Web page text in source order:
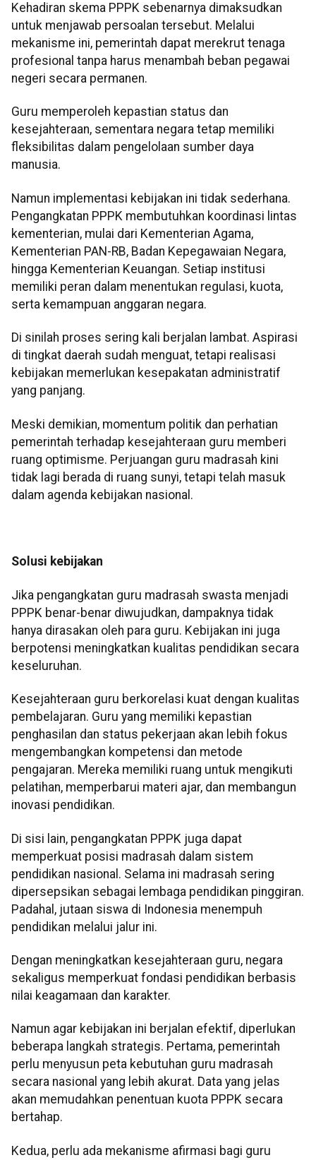
Kehadiran skema PPPK sebenarnya dimaksudkan
untuk menjawab persoalan tersebut. Melalui
mekanisme ini, pemerintah dapat merekrut tenaga
profesional tanpa harus menambah beban pegawai
negeri secara permanen.
Guru memperoleh kepastian status dan
kesejahteraan, sementara negara tetap memiliki
fleksibilitas dalam pengelolaan sumber daya
manusia.
Namun implementasi kebijakan ini tidak sederhana.
Pengangkatan PPPK membutuhkan koordinasi lintas
kementerian, mulai dari Kementerian Agama,
Kementerian PAN-RB, Badan Kepegawaian Negara,
hingga Kementerian Keuangan. Setiap institusi
memiliki peran dalam menentukan regulasi, kuota,
serta kemampuan anggaran negara.
Di sinilah proses sering kali berjalan lambat. Aspirasi
di tingkat daerah sudah menguat, tetapi realisasi
kebijakan memerlukan kesepakatan administratif
yang panjang.
Meski demikian, momentum politik dan perhatian
pemerintah terhadap kesejahteraan guru memberi
ruang optimisme. Perjuangan guru madrasah kini
tidak lagi berada di ruang sunyi, tetapi telah masuk
dalam agenda kebijakan nasional.
Solusi kebijakan
Jika pengangkatan guru madrasah swasta menjadi
PPPK benar-benar diwujudkan, dampaknya tidak
hanya dirasakan oleh para guru. Kebijakan ini juga
berpotensi meningkatkan kualitas pendidikan secara
keseluruhan.
Kesejahteraan guru berkorelasi kuat dengan kualitas
pembelajaran. Guru yang memiliki kepastian
penghasilan dan status pekerjaan akan lebih fokus
mengembangkan kompetensi dan metode
pengajaran. Mereka memiliki ruang untuk mengikuti
pelatihan, memperbarui materi ajar, dan membangun
inovasi pendidikan.
Di sisi lain, pengangkatan PPPK juga dapat
memperkuat posisi madrasah dalam sistem
pendidikan nasional. Selama ini madrasah sering
dipersepsikan sebagai lembaga pendidikan pinggiran.
Padahal, jutaan siswa di Indonesia menempuh
pendidikan melalui jalur ini.
Dengan meningkatkan kesejahteraan guru, negara
sekaligus memperkuat fondasi pendidikan berbasis
nilai keagamaan dan karakter.
Namun agar kebijakan ini berjalan efektif, diperlukan
beberapa langkah strategis. Pertama, pemerintah
perlu menyusun peta kebutuhan guru madrasah
secara nasional yang lebih akurat. Data yang jelas
akan memudahkan penentuan kuota PPPK secara
bertahap.
Kedua, perlu ada mekanisme afirmasi bagi guru